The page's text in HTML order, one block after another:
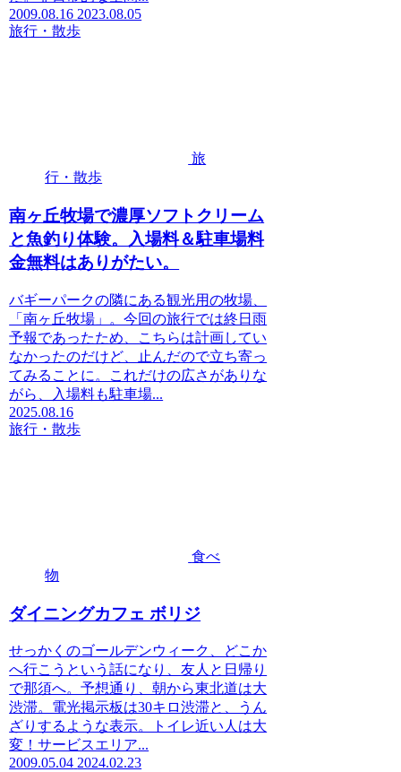
2009.08.16 2023.08.05
旅行・散歩
旅
行・散歩
南ヶ丘牧場で濃厚ソフトクリーム
と魚釣り体験。入場料＆駐車場料
金無料はありがたい。
バギーパークの隣にある観光用の牧場、
「南ヶ丘牧場」。今回の旅行では終日雨
予報であったため、こちらは計画してい
なかったのだけど、止んだので立ち寄っ
てみることに。これだけの広さがありな
がら、入場料も駐車場...
2025.08.16
旅行・散歩
食べ
物
ダイニングカフェ ボリジ
せっかくのゴールデンウィーク、どこか
へ行こうという話になり、友人と日帰り
で那須へ。予想通り、朝から東北道は大
渋滞。電光掲示板は30キロ渋滞と、うん
ざりするような表示。トイレ近い人は大
変！サービスエリア...
2009.05.04 2024.02.23